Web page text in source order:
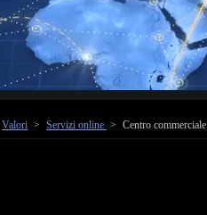
Valori > Servizi online > Centro commerciale